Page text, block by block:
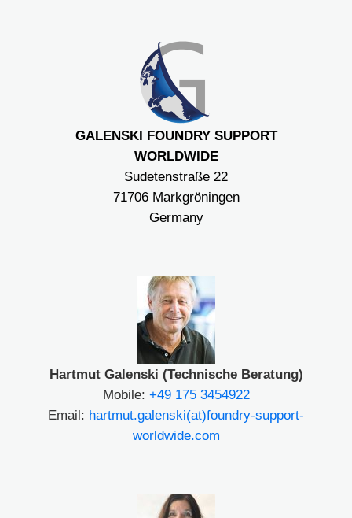
GALENSKI FOUNDRY SUPPORT
WORLDWIDE
Sudetenstraße 22
71706 Markgröningen
Germany
Hartmut Galenski (Technische Beratung)
Mobile: +49 175 3454922
Email: hartmut.galenski(at)foundry-support-
worldwide.com